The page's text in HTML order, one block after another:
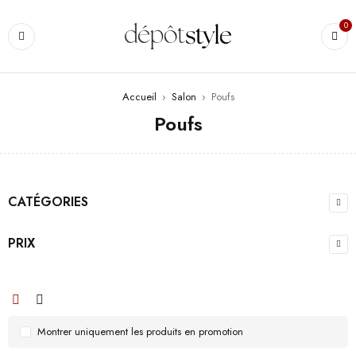
0
Accueil › Salon › Poufs
Poufs
CATÉGORIES
PRIX
Montrer uniquement les produits en promotion